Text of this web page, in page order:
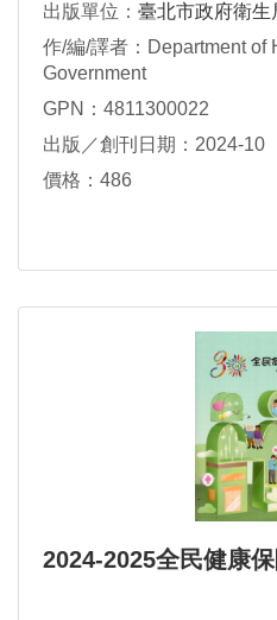
出版單位： 臺北市政府衛生
作/編/譯者：Department of
Government
GPN：4811300022
出版／創刊日期：2024-10
價格：486
2024-2025全民健康